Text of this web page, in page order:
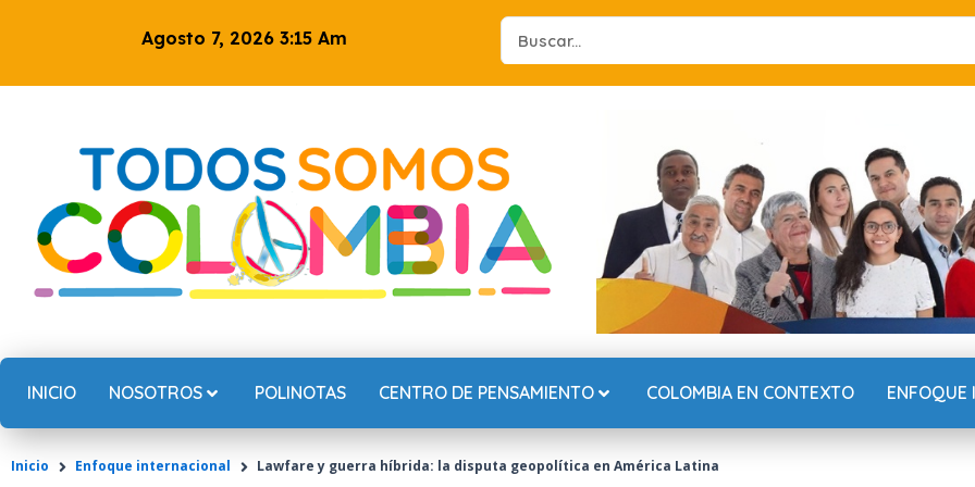
Agosto 7, 2026 3:15 Am
Search
...
INICIO NOSOTROS POLINOTAS CENTRO DE PENSAMIENTO COLOMBIA EN CONTEXTO ENFOQUE
Inicio Enfoque internacional Lawfare y guerra híbrida: la disputa geopolítica en América Latina